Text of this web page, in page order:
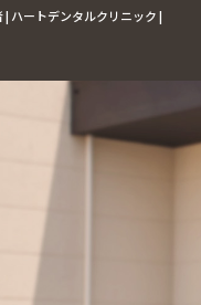
ハートデンタルクリニック |